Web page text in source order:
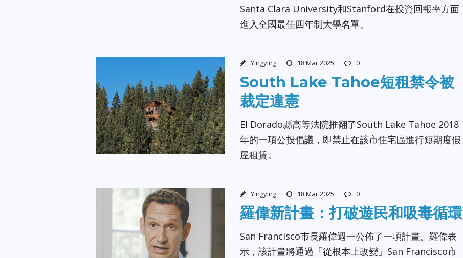
Santa Clara University和Stanford在投資回報率方面
進入全國最佳四年制大學名單。
Yingying 18 Mar 2025 0
South Lake Tahoe短租禁令被
裁定違憲
El Dorado縣高等法院推翻了South Lake Tahoe 2018
年的一項公投倡議，即禁止在該市住宅區進行短期度假
屋租賃。
Yingying 18 Mar 2025 0
羅偉新計畫：打破遊民和吸毒循環
San Francisco市長羅偉週一公佈了一項計畫。羅偉表
示，該計畫將通過「從根本上改變」San Francisco市